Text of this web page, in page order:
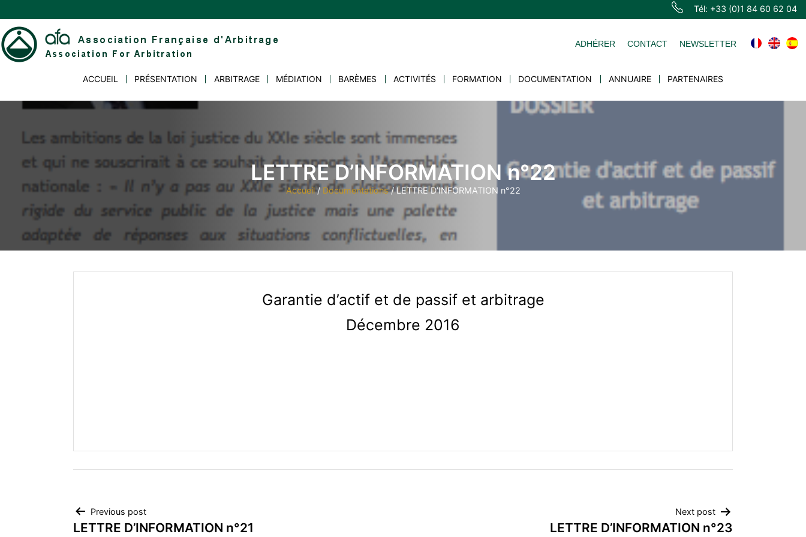
to
content
Tél: +33 (0)1 84 60 62 04
d'Arbitrage
ADHÉRER CONTACT NEWSLETTER
ACCUEIL PRÉSENTATION ARBITRAGE MÉDIATION BARÈMES ACTIVITÉS FORMATION DOCUMENTATION ANNUAIRE PARTENAIRES
LETTRE D’INFORMATION n°22
Accueil/ Documentations/LETTRE D’INFORMATION n°22
Garantie d’actif et de passif et arbitrage
Décembre 2016
Navigation
Previous post
LETTRE D’INFORMATION n°21
Next post
LETTRE D’INFORMATION n°23